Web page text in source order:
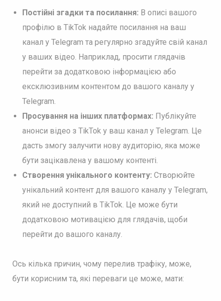
Постійні згадки та посилання: В описі вашого
профілю в TikTok надайте посилання на ваш
канал у Telegram та регулярно згадуйте свій канал
у ваших відео. Наприклад, просити глядачів
перейти за додатковою інформацією або
ексклюзивним контентом до вашого каналу у
Telegram.
Просування на інших платформах: Публікуйте
анонси відео з TikTok у ваш канал у Telegram. Це
дасть змогу залучити нову аудиторію, яка може
бути зацікавлена у вашому контенті.
Створення унікального контенту: Створюйте
унікальний контент для вашого каналу у Telegram,
який не доступний в TikTok. Це може бути
додатковою мотивацією для глядачів, щоби
перейти до вашого каналу.
Ось кілька причин, чому перелив трафіку, може,
бути корисним та, які переваги це може, мати: